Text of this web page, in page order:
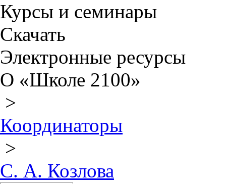
Курсы и семинары
Скачать
Электронные ресурсы
О «Школе 2100»
>
Координаторы
>
С. А. Козлова